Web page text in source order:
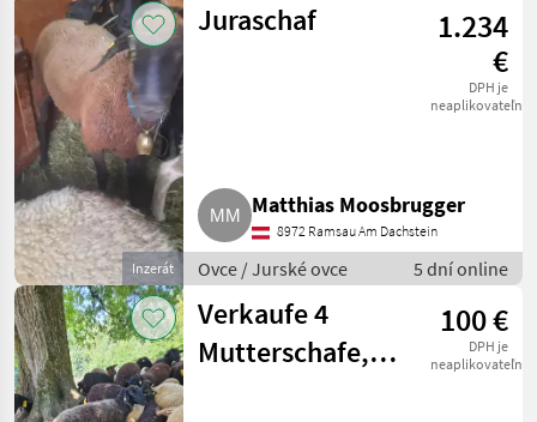
Inzerát
Juraschaf
1.234
€
DPH je
neaplikovateľné
Matthias Moosbrugger
8972 Ramsau Am Dachstein
Ovce / Jurské ovce 5 dní online
Verkaufe 4
Mutterschafe,
100 €
DPH je
neaplikovateľné